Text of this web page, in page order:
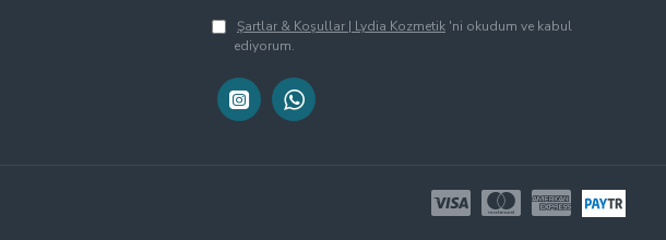
Şartlar & Koşullar | Lydia Kozmetik 'ni okudum ve kabul
ediyorum.